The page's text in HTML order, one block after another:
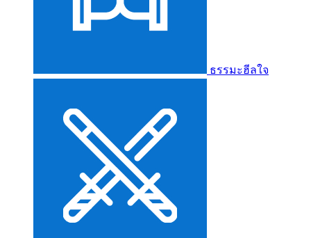
ธรรมะฮีลใจ